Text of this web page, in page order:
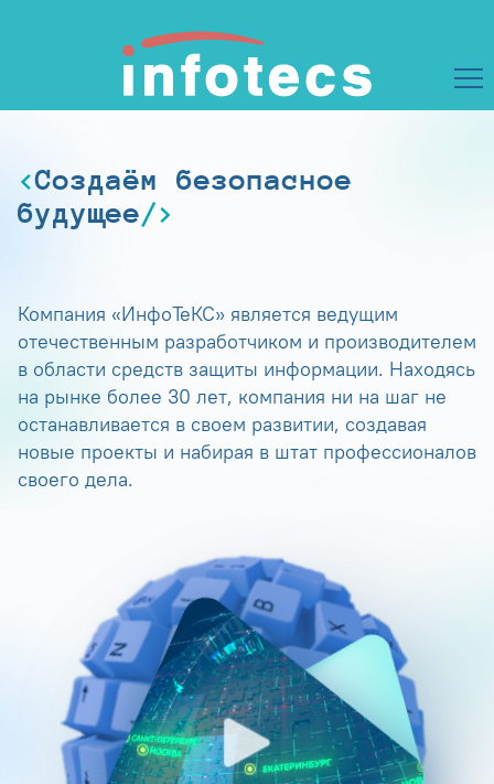
Создаём безопасное
будущее
Компания «ИнфоТеКС» является ведущим
отечественным разработчиком и производителем
в области средств защиты информации. Находясь
на рынке более 30 лет, компания ни на шаг не
останавливается в своем развитии, создавая
новые проекты и набирая в штат профессионалов
своего дела.